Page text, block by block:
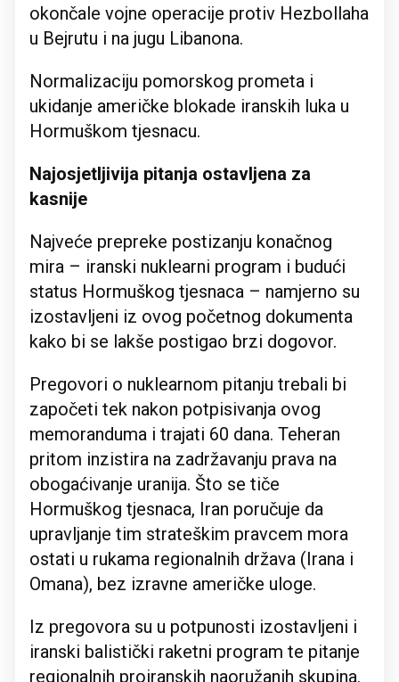
okončale vojne operacije protiv Hezbollaha
u Bejrutu i na jugu Libanona.
Normalizaciju pomorskog prometa i
ukidanje američke blokade iranskih luka u
Hormuškom tjesnacu.
Najosjetljivija pitanja ostavljena za
kasnije
Najveće prepreke postizanju konačnog
mira – iranski nuklearni program i budući
status Hormuškog tjesnaca – namjerno su
izostavljeni iz ovog početnog dokumenta
kako bi se lakše postigao brzi dogovor.
Pregovori o nuklearnom pitanju trebali bi
započeti tek nakon potpisivanja ovog
memoranduma i trajati 60 dana. Teheran
pritom inzistira na zadržavanju prava na
obogaćivanje uranija. Što se tiče
Hormuškog tjesnaca, Iran poručuje da
upravljanje tim strateškim pravcem mora
ostati u rukama regionalnih država (Irana i
Omana), bez izravne američke uloge.
Iz pregovora su u potpunosti izostavljeni i
iranski balistički raketni program te pitanje
regionalnih proiranskih naoružanih skupina.